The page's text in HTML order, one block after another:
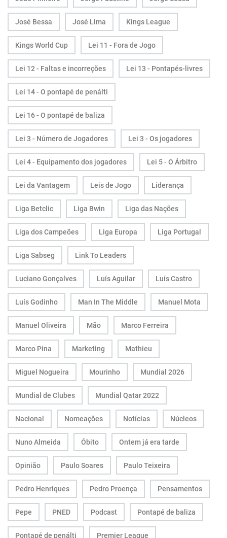
José Bessa José Lima Kings League
Kings World Cup Lei 11 - Fora de Jogo
Lei 12 - Faltas e incorreções Lei 13 - Pontapés-livres
Lei 14 - O pontapé de penálti
Lei 16 - O pontapé de baliza
Lei 3 - Número de Jogadores Lei 3 - Os jogadores
Lei 4 - Equipamento dos jogadores Lei 5 - O Árbitro
Lei da Vantagem Leis de Jogo Liderança
Liga Betclic Liga Bwin Liga das Nações
Liga dos Campeões Liga Europa Liga Portugal
Liga Sabseg Link To Leaders
Luciano Gonçalves Luís Aguilar Luís Castro
Luís Godinho Man In The Middle Manuel Mota
Manuel Oliveira Mão Marco Ferreira
Marco Pina Marketing Mathieu
Miguel Nogueira Mourinho Mundial 2026
Mundial de Clubes Mundial Qatar 2022
Nacional Nomeações Notícias Núcleos
Nuno Almeida Óbito Ontem já era tarde
Opinião Paulo Soares Paulo Teixeira
Pedro Henriques Pedro Proença Pensamentos
Pepe PNED Podcast Pontapé de baliza
Pontapé de penálti Premier League